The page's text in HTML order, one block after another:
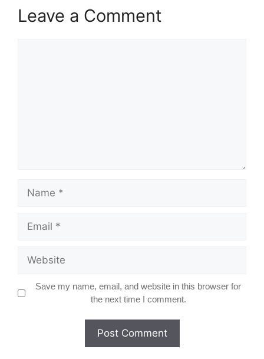
Leave a Comment
Name
Email
Website
Save my name, email, and website in this browser for
the next time I comment.